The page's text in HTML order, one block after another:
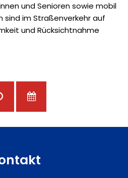
und Senioren sowie mobil
sind im Straßenverkehr auf
und Rücksichtnahme